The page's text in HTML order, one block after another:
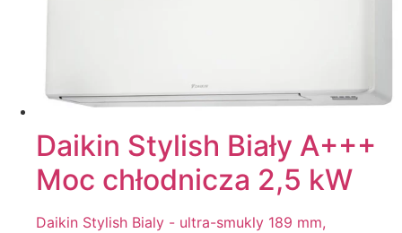
Daikin Stylish Biały A+++
Moc chłodnicza 2,5 kW
Daikin Stylish Bialy - ultra-smukly 189 mm,